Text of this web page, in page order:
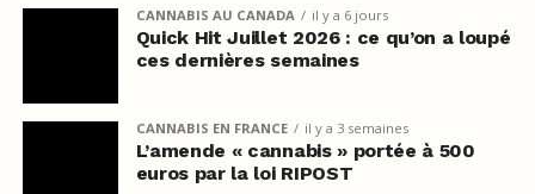
CANNABIS AU CANADA il y a 6 jours
Quick Hit Juillet 2026 : ce qu’on a loupé
ces dernières semaines
CANNABIS EN FRANCE il y a 3 semaines
L’amende « cannabis » portée à 500
euros par la loi RIPOST